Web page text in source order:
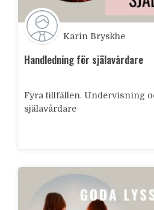
Karin Bryskhe
Handledning för själavårdare
Fyra tillfällen. Undervisning
själavårdare